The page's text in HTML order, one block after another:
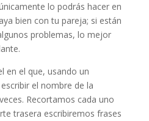
lo podrás hacer en
bien con tu pareja; si están
problemas, lo mejor
en el que, usando un
el nombre de la
Recortamos cada uno
trasera escribiremos frases